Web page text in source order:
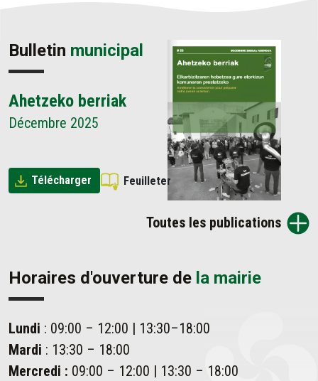
Bulletin municipal
Ahetzeko berriak
Décembre 2025
Télécharger Feuilleter
Toutes les publications
Horaires d'ouverture de la mairie
Lundi : 09:00 – 12:00 | 13:30–18:00
Mardi : 13:30 – 18:00
Mercredi : 09:00 – 12:00 | 13:30 – 18:00